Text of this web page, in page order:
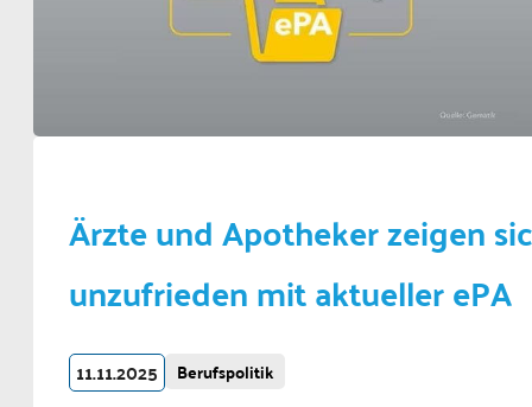
Ärzte und Apotheker zeigen
unzufrieden mit aktueller ePA
11.11.2025 Berufspolitik